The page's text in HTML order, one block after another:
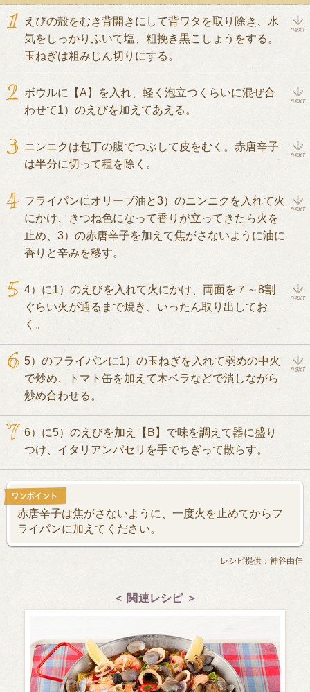
えびの殻をむき背開きにして背ワタを取り除き、水
気をしっかりふいて塩、粗挽き黒こしょうをする。
玉ねぎは粗みじん切りにする。
ボウルに【A】を入れ、軽く泡立つくらいに混ぜ合
わせて1）のえびを加えてあえる。
ニンニクは包丁の腹でつぶして皮をむく。赤唐辛子
は半分に切って種を除く。
フライパンにオリーブ油と3）のニンニクを入れて火
にかけ、きつね色になって香りが立ってきたら火を
止め、3）の赤唐辛子を加えて焦がさないように油に
香りと辛みを移す。
4）に1）のえびを入れて火にかけ、両面を７～8割
ぐらい火が通るまで焼き、いったん取り出してお
く。
5）のフライパンに1）の玉ねぎを入れて弱めの中火
で炒め、トマト缶を加えて木ベラなどで潰しながら
炒め合わせる。
6）に5）のえびを加え【B】で味を調えて器に盛り
つけ、イタリアンパセリを手でちぎって散らす。
赤唐辛子は焦がさないように、一度火を止めてからフ
ライパンに加えてください。
レシピ提供：神谷由佳
＜ 関連レシピ ＞